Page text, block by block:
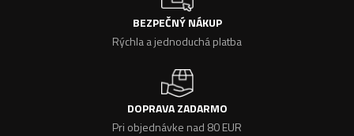
BEZPEČNÝ NÁKUP
Rýchla a jednoduchá platba
DOPRAVA ZADARMO
Pri objednávke nad 80 EUR